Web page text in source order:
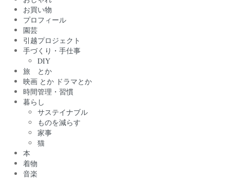
お買い物
プロフィール
園芸
引越プロジェクト
手づくり・手仕事
DIY
旅 とか
映画 とか ドラマとか
時間管理・習慣
暮らし
サステイナブル
ものを減らす
家事
猫
本
着物
音楽